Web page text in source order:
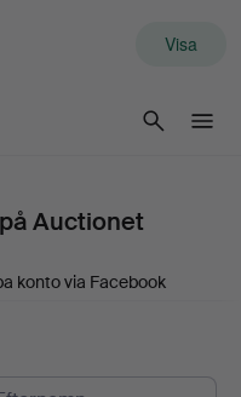
Visa
Auctionet
konto via Facebook